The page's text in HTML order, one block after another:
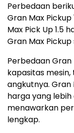
Perbedaan
Gran Max Pickup
Max Pick Up 1.5
Gran Max
Perbedaan Gran
kapasitas
angkutnya. Gran
harga yang lebih
menawarkan
lengkap.